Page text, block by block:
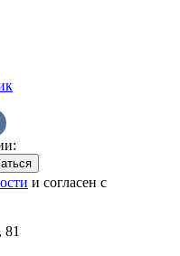
и согласен с